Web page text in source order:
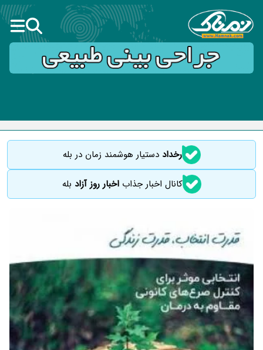
رخداددستیار هوشمند زمان در بله
کانال اخبار جذاباخبار روز آزاد بله